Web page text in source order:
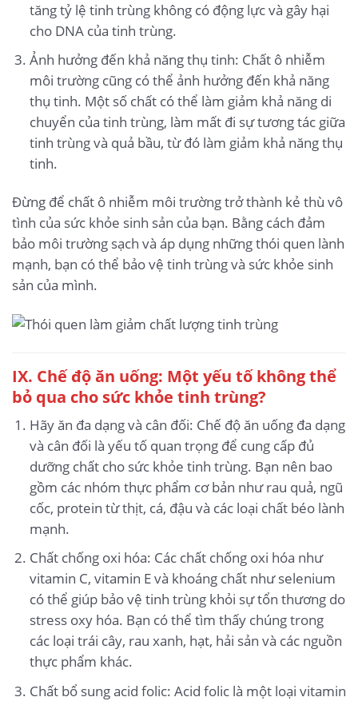
tăng tỷ lệ tinh trùng không có động lực và gây hại
cho DNA của tinh trùng.
Ảnh hưởng đến khả năng thụ tinh: Chất ô nhiễm
môi trường cũng có thể ảnh hưởng đến khả năng
thụ tinh. Một số chất có thể làm giảm khả năng di
chuyển của tinh trùng, làm mất đi sự tương tác giữa
tinh trùng và quả bầu, từ đó làm giảm khả năng thụ
tinh.
Đừng để chất ô nhiễm môi trường trở thành kẻ thù vô
tình của sức khỏe sinh sản của bạn. Bằng cách đảm
bảo môi trường sạch và áp dụng những thói quen lành
mạnh, bạn có thể bảo vệ tinh trùng và sức khỏe sinh
sản của mình.
IX. Chế độ ăn uống: Một yếu tố không thể
bỏ qua cho sức khỏe tinh trùng?
Hãy ăn đa dạng và cân đối: Chế độ ăn uống đa dạng
và cân đối là yếu tố quan trọng để cung cấp đủ
dưỡng chất cho sức khỏe tinh trùng. Bạn nên bao
gồm các nhóm thực phẩm cơ bản như rau quả, ngũ
cốc, protein từ thịt, cá, đậu và các loại chất béo lành
mạnh.
Chất chống oxi hóa: Các chất chống oxi hóa như
vitamin C, vitamin E và khoáng chất như selenium
có thể giúp bảo vệ tinh trùng khỏi sự tổn thương do
stress oxy hóa. Bạn có thể tìm thấy chúng trong
các loại trái cây, rau xanh, hạt, hải sản và các nguồn
thực phẩm khác.
Chất bổ sung acid folic: Acid folic là một loại vitamin